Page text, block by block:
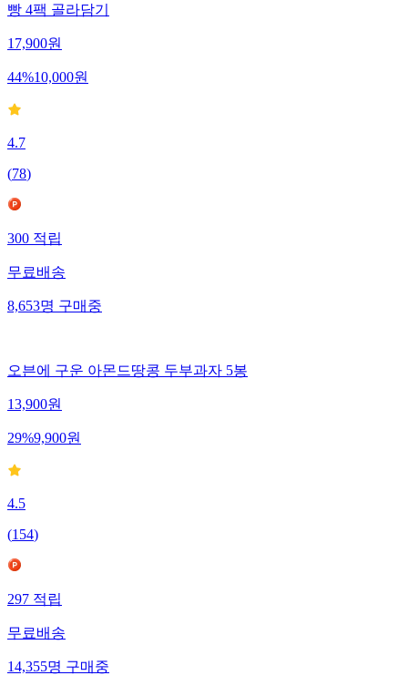
빵 4팩 골라담기
17,900원
44%10,000원
4.7
(78)
300 적립
무료배송
8,653명 구매중
오븐에 구운 아몬드땅콩 두부과자 5봉
13,900원
29%9,900원
4.5
(154)
297적립
무료배송
14,355명구매중